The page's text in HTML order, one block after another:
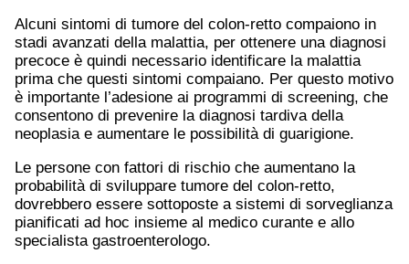
Alcuni sintomi di tumore del colon-retto compaiono in
stadi avanzati della malattia, per ottenere una diagnosi
precoce è quindi necessario identificare la malattia
prima che questi sintomi compaiano. Per questo motivo
è importante l’adesione ai programmi di screening, che
consentono di prevenire la diagnosi tardiva della
neoplasia e aumentare le possibilità di guarigione.
Le persone con fattori di rischio che aumentano la
probabilità di sviluppare tumore del colon-retto,
dovrebbero essere sottoposte a sistemi di sorveglianza
pianificati ad hoc insieme al medico curante e allo
specialista gastroenterologo.